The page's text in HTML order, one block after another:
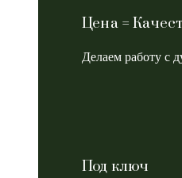
Цена =
Делаем работу с
Под ключ